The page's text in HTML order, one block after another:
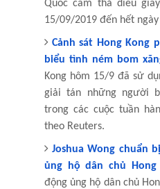
Quốc cấm thả diều
15/09/2019 đến hết
Cảnh sát Hong Kong
biểu tình ném bom
Kong hôm 15/9 đã sử
giải tán những người
trong các cuộc tuần
theo Reuters.
Joshua Wong chuẩn
ủng hộ dân chủ Hong
động ủng hộ dân chủ